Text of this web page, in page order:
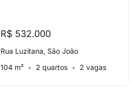
R$ 532.000
Rua Luzitana, São João
104 m²
2 quartos 2 vagas